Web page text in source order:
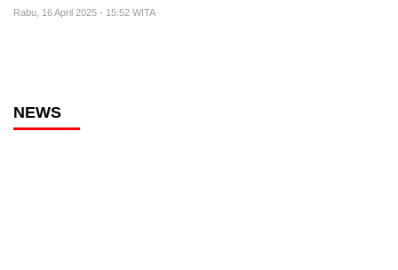
Rabu, 16 April 2025 - 15:52 WITA
NEWS